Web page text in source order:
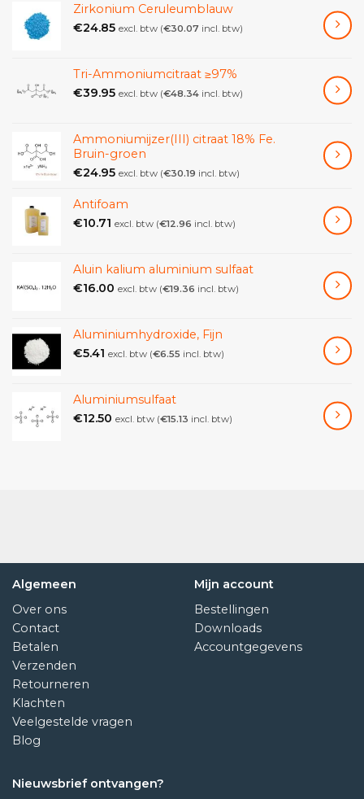
Zirkonium Ceruleumblauw
€24.85 excl. btw (€30.07 incl. btw)
Tri-Ammoniumcitraat ≥97%
€39.95 excl. btw (€48.34 incl. btw)
Ammoniumijzer(III) citraat 18% Fe.
Bruin-groen
€24.95 excl. btw (€30.19 incl. btw)
Antifoam
€10.71 excl. btw (€12.96 incl. btw)
Aluin kalium aluminium sulfaat
€16.00 excl. btw (€19.36 incl. btw)
Aluminiumhydroxide, Fijn
€5.41 excl. btw (€6.55 incl. btw)
Aluminiumsulfaat
€12.50 excl. btw (€15.13 incl. btw)
Algemeen
Over ons
Contact
Betalen
Verzenden
Retourneren
Klachten
Veelgestelde vragen
Blog
Mijn account
Bestellingen
Downloads
Accountgegevens
Nieuwsbrief ontvangen?